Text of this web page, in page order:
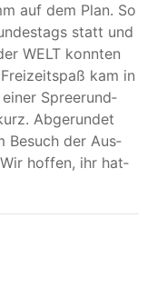
auf dem Plan. So
statt und
WELT konn­ten
kam in
Spre­erund­
Abge­run­det
Besuch der Aus­
Wir hof­fen, ihr hat­